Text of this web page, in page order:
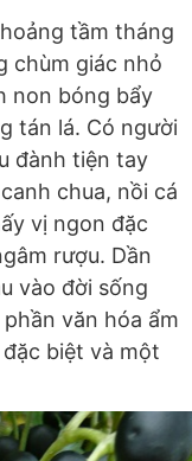
tầm tháng
chùm giác nhỏ
non bóng bẩy
tán lá. Có người
đành tiện tay
chua, nồi cá
vị ngon đặc
rượu. Dần
vào đời sống
văn hóa ẩm
biệt và một